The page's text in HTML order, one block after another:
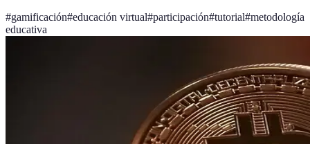
#gamificación#educación virtual#participación#tutorial#metodología
educativa